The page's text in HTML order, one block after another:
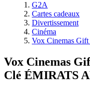
G2A
Cartes cadeaux
Divertissement
Cinéma
Vox Cinemas Gift
Vox Cinemas
Clé ÉMIRATS